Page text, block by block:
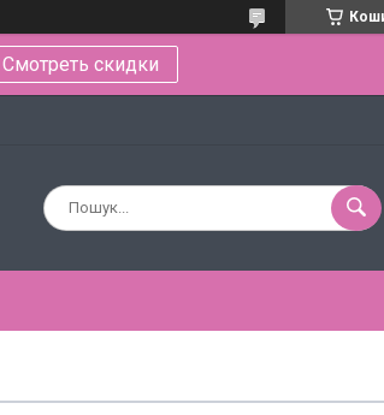
Смотреть скидки